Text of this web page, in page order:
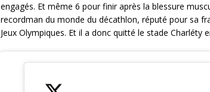
engagés. Et même 6 pour finir après la blessure
recordman du monde du décathlon, réputé pour sa
Jeux Olympiques. Et il a donc quitté le stade Charléty